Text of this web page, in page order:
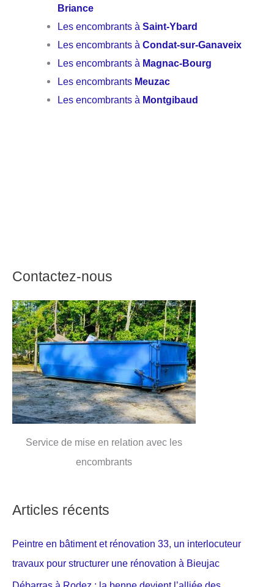
Briance
Les encombrants àSaint-Ybard
Les encombrants àCondat-sur-Ganaveix
Les encombrants à Magnac-Bourg
Les encombrants Meuzac
Les encombrants à Montgibaud
Contactez-nous
Service de mise en relation avec les
encombrants
Articles récents
Peintre en bâtiment et rénovation 33, un interlocuteur
travaux pour structurer une rénovation à Bieujac